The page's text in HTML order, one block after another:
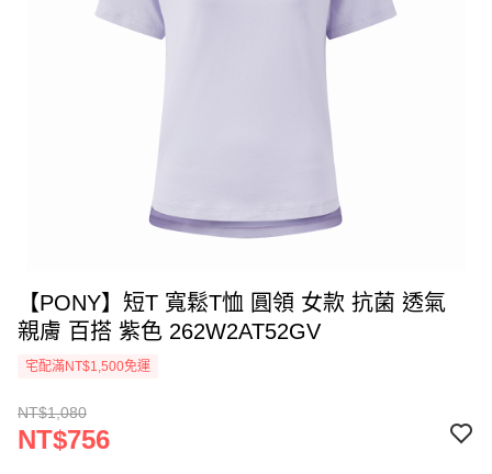
【PONY】短T 寬鬆T恤 圓領 女款 抗菌 透氣
親膚 百搭 紫色 262W2AT52GV
宅配滿NT$1,500免運
NT$1,080
NT$756